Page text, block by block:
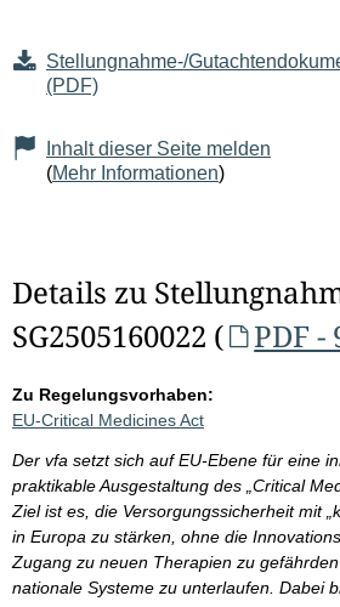
Stellungnahme-/
(PDF)
Inhalt dieser Seite melden
(Mehr Informationen)
Details zu
SG2505160022 (
PDF -
Zu Regelungsvorhaben:
EU-Critical Medicines Act
Der vfa setzt sich auf EU-Ebene für eine
praktikable Ausgestaltung des „Critical
Ziel ist es, die Versorgungssicherheit mit
in Europa zu stärken, ohne die
Zugang zu neuen Therapien zu
nationale Systeme zu unterlaufen. Dabei